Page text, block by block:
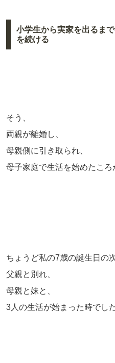
小学生から実家を出るま
を続ける
そう、
両親が離婚し、
母親側に引き取られ、
母子家庭で生活を始めたころ
ちょうど私の7歳の誕生日の
父親と別れ、
母親と妹と、
3人の生活が始まった時でした